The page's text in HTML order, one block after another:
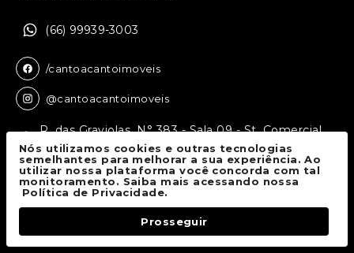
(66) 99939-3003
/cantoacantoimoveis
@cantoacantoimoveis
R. das Graviolas, N° 383 - Sala 09 - St. Comercial,
Sinop - MT, 78550-136
Canto a Canto Imóveis© 2026.
Todos os direitos reservados.
Nós utilizamos cookies e outras tecnologias
semelhantes para melhorar a sua experiência. Ao
utilizar nossa plataforma você concorda com tal
monitoramento. Saiba mais acessando nossa
Política de Privacidade.
Prosseguir